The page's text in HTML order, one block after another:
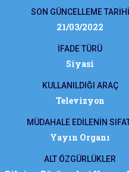
SON GÜNCELLEME TARİHİ
21/03/2022
İFADE TÜRÜ
Siyasi
KULLANILDIĞI ARAÇ
Televizyon
MÜDAHALE EDİLENİN
Yayın Organı
ALT ÖZGÜRLÜKLER